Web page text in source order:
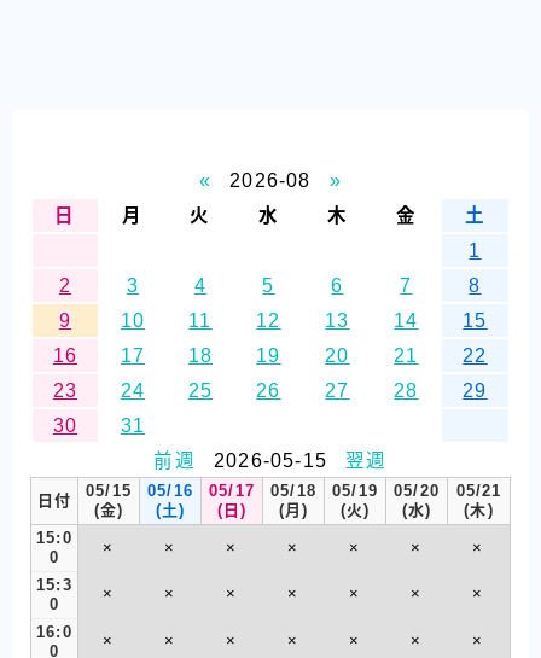
« 2026-08
»
日
月 火 水 木 金
土
1
2
3 4 5 6 7
8
9
10 11 12 13 14
15
16
17 18 19 20 21
22
23
24 25 26 27 28
29
30
31
前週
2026-05-15 翌週
日付
05/15
(金)
05/16
(土)
05/17
(日)
05/18
(月)
05/19
(火)
05/20
(水)
05/21
(木)
15:0
0
× × × × × × ×
15:3
0
× × × × × × ×
16:0
0
× × × × × × ×